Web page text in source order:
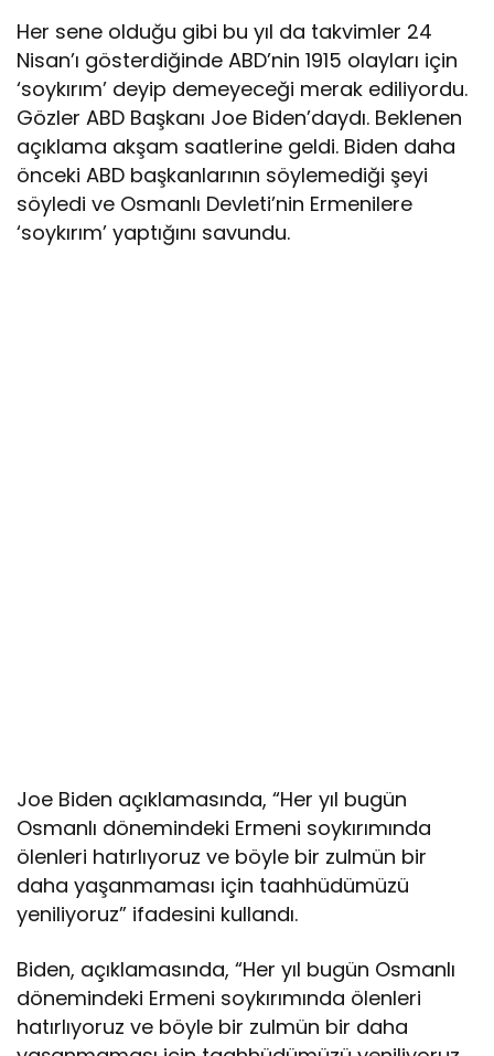
Her sene olduğu gibi bu yıl da takvimler 24
Nisan’ı gösterdiğinde ABD’nin 1915 olayları için
‘soykırım’ deyip demeyeceği merak ediliyordu.
Gözler ABD Başkanı Joe Biden’daydı. Beklenen
açıklama akşam saatlerine geldi. Biden daha
önceki ABD başkanlarının söylemediği şeyi
söyledi ve Osmanlı Devleti’nin Ermenilere
‘soykırım’ yaptığını savundu.
Joe Biden açıklamasında, “Her yıl bugün
Osmanlı dönemindeki Ermeni soykırımında
ölenleri hatırlıyoruz ve böyle bir zulmün bir
daha yaşanmaması için taahhüdümüzü
yeniliyoruz” ifadesini kullandı.
Biden, açıklamasında, “Her yıl bugün Osmanlı
dönemindeki Ermeni soykırımında ölenleri
hatırlıyoruz ve böyle bir zulmün bir daha